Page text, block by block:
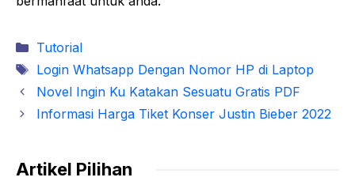
Kategori
Tutorial
Tag
Login Whatsapp Dengan Nomor HP di Laptop
Novel Ingin Ku Katakan Sesuatu Gratis PDF
Informasi Harga Tiket Konser Justin Bieber 2022
Artikel Pilihan